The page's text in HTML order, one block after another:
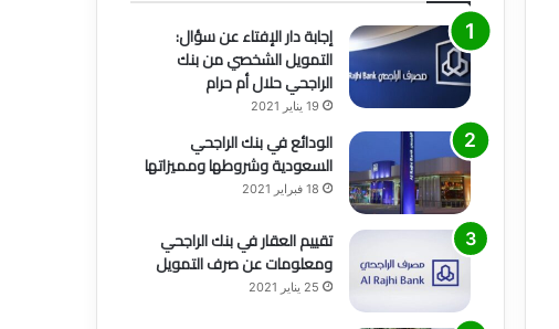
إجابة دار الإفتاء عن سؤال:
التمويل الشخصي من بنك
الراجحي حلال أم حرام
19 يناير 2021
الودائع في بنك الراجحي
السعودية وشروطها ومميزاتها
18 فبراير 2021
تقييم العقار في بنك الراجحي
ومعلومات عن صرف التمويل
25 يناير 2021